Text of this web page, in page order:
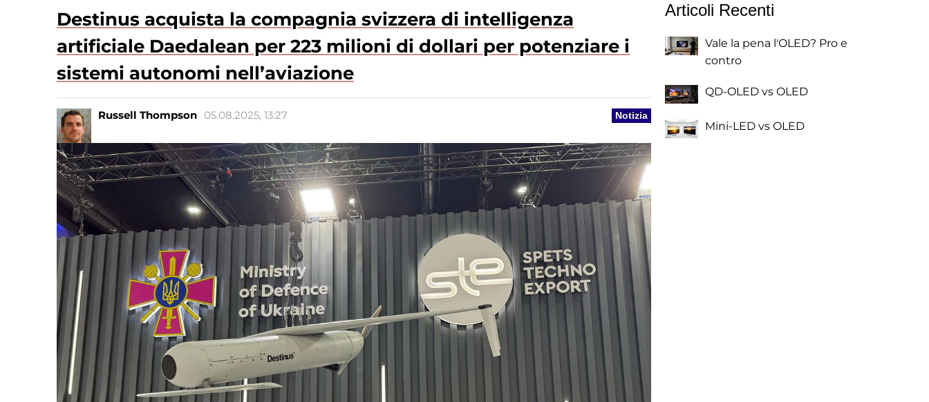
Destinus acquista la compagnia svizzera di intelligenza
artificiale Daedalean per 223 milioni di dollari per potenziare i
sistemi autonomi nell’aviazione
Notizia
Russell Thompson 05.08.2025, 13:27
Articoli Recenti
Vale la pena l'OLED? Pro e
contro
QD-OLED vs OLED
Mini-LED vs OLED